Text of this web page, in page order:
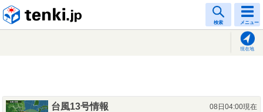
検索 メニュー
現在地
台風13号情報
08日04:00現在